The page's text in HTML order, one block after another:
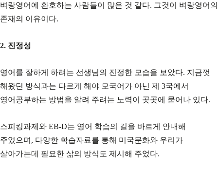
벼랑영어에 환호하는 사람들이 많은 것 같다. 그것이 벼랑영어의
존재의 이유이다.
2. 진정성
영어를 잘하게 하려는 선생님의 진정한 모습을 보았다. 지금껏
해왔던 방식과는 다르게 해야 모국어가 아닌 제 3국에서
영어공부하는 방법을 알려 주려는 노력이 곳곳에 묻어나 있다.
스피킹과제와 EB-D는 영어 학습의 길을 바르게 안내해
주었으며, 다양한 학습자료를 통해 미국문화와 우리가
살아가는데 필요한 삶의 방식도 제시해 주었다.